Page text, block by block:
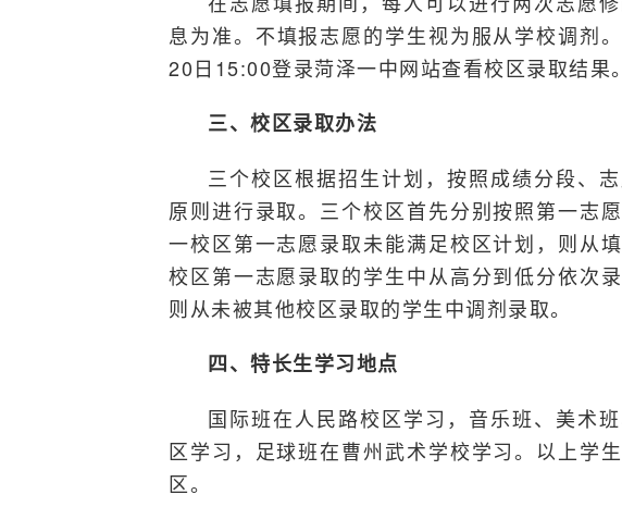
息为准。不填报志愿的学生视为服从学校调剂
20日15:00登录菏泽一中网站查看校区录取结果。
三、校区录取办法
三个校区根据招生计划，按照成绩分段、
原则进行录取。三个校区首先分别按照第一志
一校区第一志愿录取未能满足校区计划，则从
校区第一志愿录取的学生中从高分到低分依次
则从未被其他校区录取的学生中调剂录取。
四、特长生学习地点
国际班在人民路校区学习，音乐班、美术
区学习，足球班在曹州武术学校学习。以上学
区。